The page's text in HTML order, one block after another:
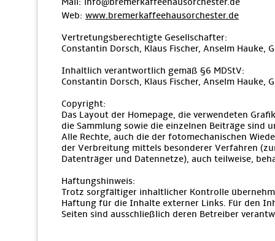
Web: www.bremerkaffeehausorchester.de
Vertretungsberechtigte Gesellschafter:
Constantin Dorsch, Klaus Fischer, Anselm Hauke,
Inhaltlich verantwortlich gemäß §6 MDStV:
Constantin Dorsch, Klaus Fischer, Anselm Hauke,
Copyright:
Das Layout der Homepage, die verwendeten
die Sammlung sowie die einzelnen Beiträge sind
Alle Rechte, auch die der fotomechanischen
der Verbreitung mittels besonderer Verfahren
Datenträger und Datennetze), auch teilweise,
Haftungshinweis:
Trotz sorgfältiger inhaltlicher Kontrolle
Haftung für die Inhalte externer Links. Für den
Seiten sind ausschließlich deren Betreiber